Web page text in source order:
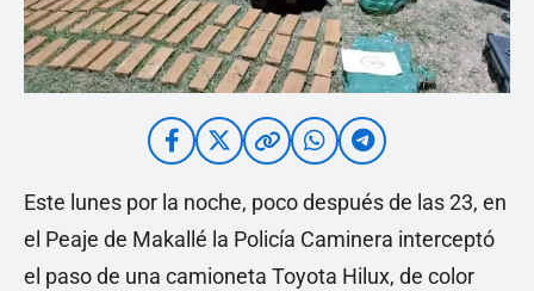
Este lunes por la noche, poco después de las 23, en
el Peaje de Makallé la Policía Caminera interceptó
el paso de una camioneta Toyota Hilux, de color